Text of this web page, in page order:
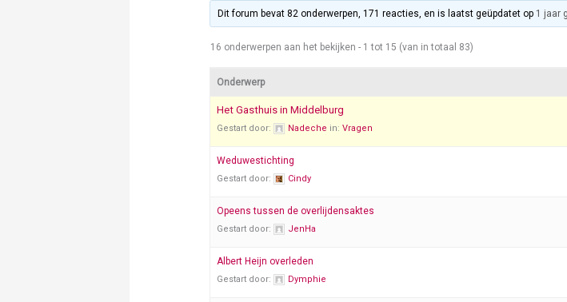
Dit forum bevat 82 onderwerpen, 171 reacties, en is laatst geüpdatet op 1 jaar
16 onderwerpen aan het bekijken - 1 tot 15 (van in totaal 83)
Onderwerp
Het Gasthuis in Middelburg
Gestart door: Nadeche in:Vragen
Weduwestichting
Gestart door: Cindy
Opeens tussen de overlijdensaktes
Gestart door: JenHa
Albert Heijn overleden
Gestart door: Dymphie